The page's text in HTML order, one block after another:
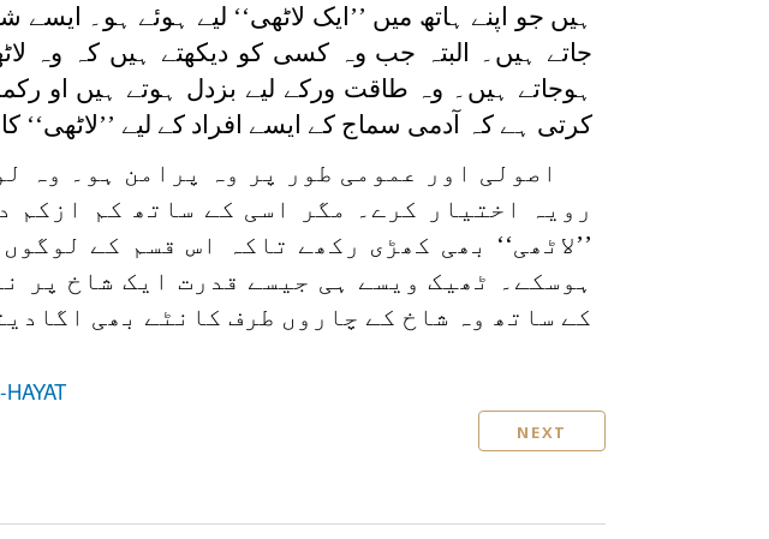
ہیں جو اپنے ہاتھ میں ’’ایک لاٹھی‘‘ لیے ہوئے ہو۔
جاتے ہیں۔ البتہ جب وہ کسی کو دیکھتے ہیں کہ وہ
ہوجاتے ہیں۔ وہ طاقت ورکے لیے بزدل ہوتے ہیں او
کرتی ہے کہ آدمی سماج کے ایسے افراد کے لیے ’’لاٹھی‘‘
اصولی اور عمومی طور پر وہ پرامن ہو۔ وہ
رویہ اختیار کرے۔ مگر اسی کے ساتھ کم ازکم
’’لاٹھی‘‘ بھی کھڑی رکھے تاکہ اس قسم کے
ہوسکے۔ ٹھیک ویسے ہی جیسے قدرت ایک شاخ پر
کے ساتھ وہ شاخ کے چاروں طرف کانٹے بھی
NEXT